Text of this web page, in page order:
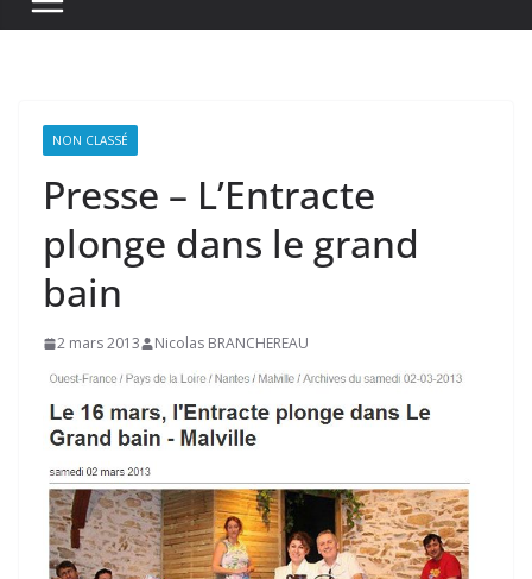
NON CLASSÉ
Presse – L’Entracte
plonge dans le grand
bain
2 mars 2013 Nicolas BRANCHEREAU